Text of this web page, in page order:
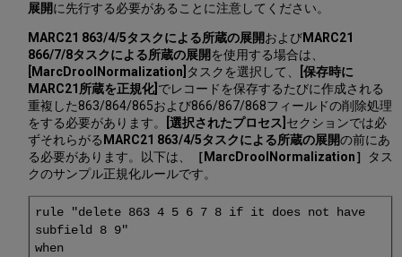
展開に先行する必要があることに注意してください。
MARC21 863/4/5タスクによる所蔵の展開およびMARC21
866/7/8タスクによる所蔵の展開 を使用する場合は、
[MarcDroolNormalization] タスクを選択して、
[保存時に
MARC21所蔵を正規化] でレコードを保存するたびに作成される
重複した863/864/865および866/867/868フィールドの削除処理
をする必要があります。
[選択されたプロセス] セクションでは必
ずそれらがる MARC21 863/4/5タスクによる所蔵の展開の前にあ
る必要があります。以下は、
［MarcDroolNormalization］
タス
クのサンプル正規化ルールです。
rule "delete 863 4 5 6 7 8 if it does not have
subfield 8 9"
when